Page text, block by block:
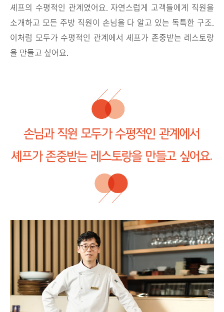
셰프의 수평적인 관계였어요. 자연스럽게 고객들에게 직원을
소개하고 모든 주방 직원이 손님을 다 알고 있는 독특한 구조.
이처럼 모두가 수평적인 관계에서 셰프가 존중받는 레스토랑
을 만들고 싶어요.